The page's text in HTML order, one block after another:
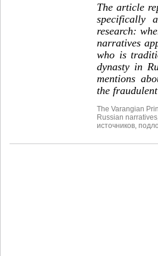
The article
specifically
research:
narratives
who is
dynasty in
mentions
the
The Varangian
Russian narratives
источников